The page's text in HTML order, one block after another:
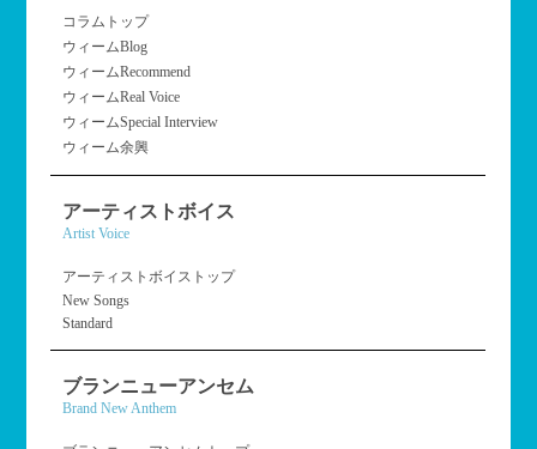
コラムトップ
ウィームBlog
ウィームRecommend
ウィームReal Voice
ウィームSpecial Interview
ウィーム余興
アーティストボイス
Artist Voice
アーティストボイストップ
New Songs
Standard
ブランニューアンセム
Brand New Anthem